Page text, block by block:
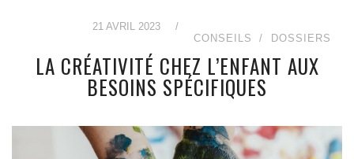
21 AVRIL 2023
/
CONSEILS
DOSSIERS
LA CRÉATIVITÉ CHEZ L’ENFANT AUX
BESOINS SPÉCIFIQUES